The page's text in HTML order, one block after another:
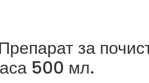
за
500 мл.